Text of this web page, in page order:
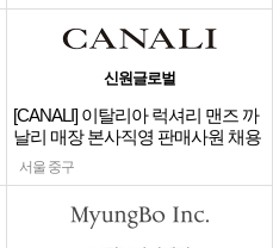
신원글로벌
[CANALI] 이탈리아 럭셔리 맨즈 까
날리 매장 본사직영 판매사원 채용
서울 중구